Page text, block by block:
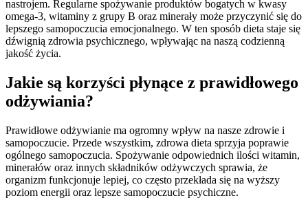
nastrojem. Regularne spożywanie produktów bogatych w kwasy
omega-3, witaminy z grupy B oraz minerały może przyczynić się do
lepszego samopoczucia emocjonalnego. W ten sposób dieta staje się
dźwignią zdrowia psychicznego, wpływając na naszą codzienną
jakość życia.
Jakie są korzyści płynące z prawidłowego
odżywiania?
Prawidłowe odżywianie ma ogromny wpływ na nasze zdrowie i
samopoczucie. Przede wszystkim, zdrowa dieta sprzyja poprawie
ogólnego samopoczucia. Spożywanie odpowiednich ilości witamin,
minerałów oraz innych składników odżywczych sprawia, że
organizm funkcjonuje lepiej, co często przekłada się na wyższy
poziom energii oraz lepsze samopoczucie psychiczne.